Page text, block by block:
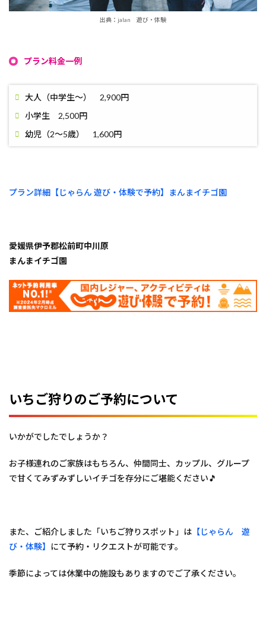
出典：jalan 遊び・体験
プラン料金一例
大人（中学生～） 2,900円
小学生 2,500円
幼児（2～5歳） 1,600円
プラン詳細【じゃらん 遊び・体験で予約】まんまイチゴ園
愛媛県伊予郡松前町中川原
まんまイチゴ園
いちご狩りのご予約について
いかがでしたでしょうか？
お子様連れのご家族はもちろん、仲間同士、カップル、グループ
で甘くてみずみずしいイチゴを存分にご堪能ください🎵
また、ご紹介しました「いちご狩りスポット」は 【じゃらん 遊
び・体験】 にて予約・リクエストが可能です。
季節によっては休業中の施設もありますのでご了承ください。